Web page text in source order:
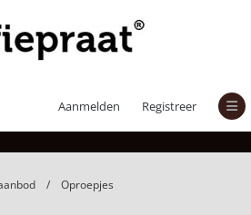
Aanmelden Registreer
Oproepjes